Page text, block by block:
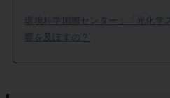
環境科学国際センター：「光化
響を及ぼすの？